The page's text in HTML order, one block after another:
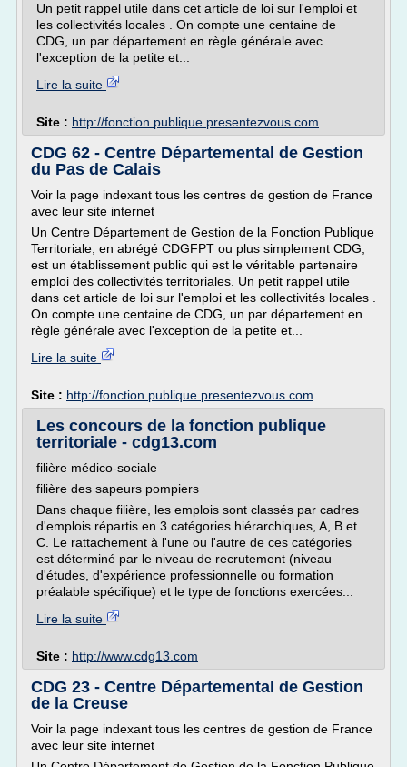
Un petit rappel utile dans cet article de loi sur l'emploi et
les collectivités locales . On compte une centaine de
CDG, un par département en règle générale avec
l'exception de la petite et...
Lire la suite
Site : http://fonction.publique.presentezvous.com
CDG 62 - Centre Départemental de Gestion
du Pas de Calais
Voir la page indexant tous les centres de gestion de France
avec leur site internet
Un Centre Département de Gestion de la Fonction Publique
Territoriale, en abrégé CDGFPT ou plus simplement CDG,
est un établissement public qui est le véritable partenaire
emploi des collectivités territoriales. Un petit rappel utile
dans cet article de loi sur l'emploi et les collectivités locales .
On compte une centaine de CDG, un par département en
règle générale avec l'exception de la petite et...
Lire la suite
Site : http://fonction.publique.presentezvous.com
Les concours de la fonction publique
territoriale - cdg13.com
filière médico-sociale
filière des sapeurs pompiers
Dans chaque filière, les emplois sont classés par cadres
d'emplois répartis en 3 catégories hiérarchiques, A, B et
C. Le rattachement à l'une ou l'autre de ces catégories
est déterminé par le niveau de recrutement (niveau
d'études, d'expérience professionnelle ou formation
préalable spécifique) et le type de fonctions exercées...
Lire la suite
Site : http://www.cdg13.com
CDG 23 - Centre Départemental de Gestion
de la Creuse
Voir la page indexant tous les centres de gestion de France
avec leur site internet